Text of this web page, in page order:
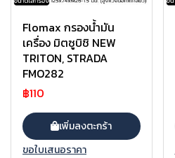
Flomax กรองน้ำมัน
เครื่อง มิตซูบิชิ NEW
TRITON, STRADA
FMO282
฿110
เพิ่มลงตะกร้า
ขอใบเสนอราคา